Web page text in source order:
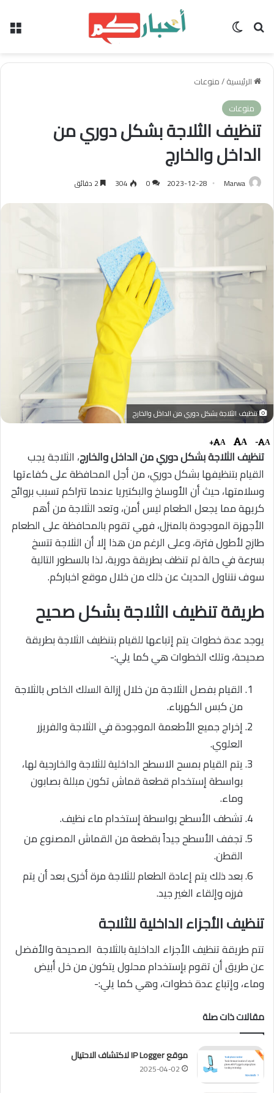
بحث عن الوضع المظلم
الرئيسية/منوعات
منوعات
تنظيف الثلاجة بشكل دوري من
الداخل والخارج
Marwa
2023-12-28
0
304
تنظيف الثلاجة بشكل دوري من الداخل والخارج
A
-
A
A
+
تنظيف الثلاجة بشكل دوري من الداخل والخارج، الثلاجة يجب
القيام بتنظيفها بشكل دوري، من أجل المحافظة على كفاءتها
وسلامتها، حيث أن الأوساخ والبكتيريا عندما تتراكم تسبب بروائح
كريهة مما يجعل الطعام ليس أمن، وتعد الثلاجة من أهم
الأجهزة الموجودة بالمنزل، فهي تقوم بالمحافظة على الطعام
طازج لأطول فترة، وعلى الرغم من هذا إلا أن الثلاجة تتسخ
بسرعة في حالة لم تنظف بطريقة دورية، لذا بالسطور التالية
سوف نتناول الحديث عن ذلك من خلال موقع اخباركم.
طريقة تنظيف الثلاجة بشكل صحيح
يوجد عدة خطوات يتم إتباعها للقيام بتنظيف الثلاجة بطريقة
صحيحة، وتلك الخطوات هي كما يلي:-
القيام بفصل الثلاجة من خلال إزالة السلك الخاص بالثلاجة
من كبس الكهرباء.
إخراج جميع الأطعمة الموجودة في الثلاجة والفريزر
العلوي.
يتم القيام بمسح الاسطح الداخلية للثلاجة والخارجية لها،
بواسطة إستخدام قطعة قماش تكون مبللة بصابون
وماء.
تشطف الأسطح بواسطة إستخدام ماء نظيف.
تجفف الأسطح جيداً بقطعة من القماش المصنوع من
القطن.
بعد ذلك يتم إعادة الطعام للثلاجة مرة أخرى بعد أن يتم
فرزه وإلقاء الغير جيد.
تنظيف الأجزاء الداخلية للثلاجة
تتم طريقة تنظيف الأجزاء الداخلية بالثلاجة الصحيحة والأفضل
عن طريق أن تقوم بإستخدام محلول يتكون من خل أبيض
وماء، وإتباع عدة خطوات، وهي كما يلي:-
مقالات ذات صلة
موقع IP Logger لاكتشاف الاحتيال
2025-04-02